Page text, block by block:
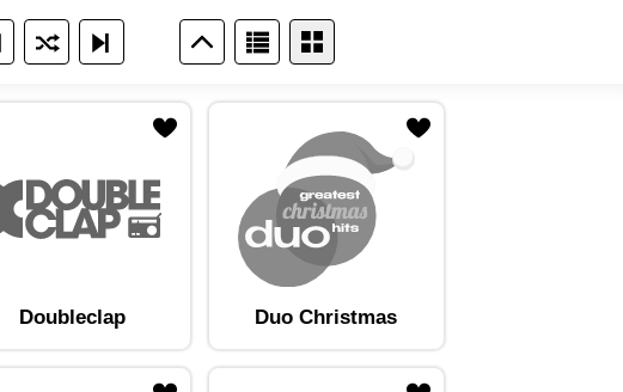
Doubleclap Duo Christmas